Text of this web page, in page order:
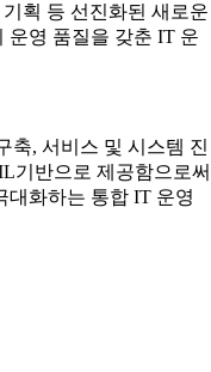
획 등 선진화된 새로운
운영 품질을 갖춘 IT 운
축, 서비스 및 시스템 진
기반으로 제공함으로써
대화하는 통합 IT 운영